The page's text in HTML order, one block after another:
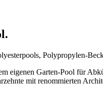
Polypropylen-
eigenen Garten-Pool für
mit renommierten